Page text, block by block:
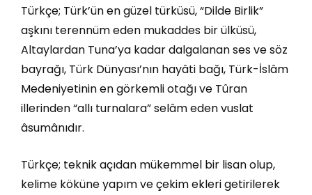
Türkçe; Türk’ün en güzel türküsü, “Dilde Birlik”
aşkını terennüm eden mukaddes bir ülküsü,
Altaylardan Tuna’ya kadar dalgalanan ses ve söz
bayrağı, Türk Dünyası’nın hayâti bağı, Türk-İslâm
Medeniyetinin en görkemli otağı ve Tûran
illerinden “allı turnalara” selâm eden vuslat
âsumânıdır.
Türkçe; teknik açıdan mükemmel bir lisan olup,
kelime köküne yapım ve çekim ekleri getirilerek